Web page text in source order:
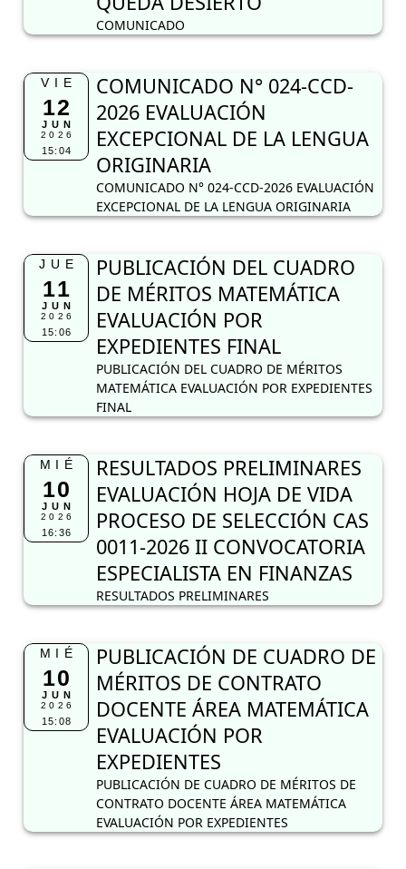
COMUNICADO
VIE
12
JUN
2026
15:04
COMUNICADO N° 024-CCD-
2026 EVALUACIÓN
EXCEPCIONAL DE LA LENGUA
ORIGINARIA
COMUNICADO N° 024-CCD-2026 EVALUACIÓN
EXCEPCIONAL DE LA LENGUA ORIGINARIA
JUE
11
JUN
2026
15:06
PUBLICACIÓN DEL CUADRO
DE MÉRITOS MATEMÁTICA
EVALUACIÓN POR
EXPEDIENTES FINAL
PUBLICACIÓN DEL CUADRO DE MÉRITOS
MATEMÁTICA EVALUACIÓN POR EXPEDIENTES
FINAL
MIÉ
10
JUN
2026
16:36
RESULTADOS PRELIMINARES
EVALUACIÓN HOJA DE VIDA
PROCESO DE SELECCIÓN CAS
0011-2026 II CONVOCATORIA
ESPECIALISTA EN FINANZAS
RESULTADOS PRELIMINARES
MIÉ
10
JUN
2026
15:08
PUBLICACIÓN DE CUADRO DE
MÉRITOS DE CONTRATO
DOCENTE ÁREA MATEMÁTICA
EVALUACIÓN POR
EXPEDIENTES
PUBLICACIÓN DE CUADRO DE MÉRITOS DE
CONTRATO DOCENTE ÁREA MATEMÁTICA
EVALUACIÓN POR EXPEDIENTES